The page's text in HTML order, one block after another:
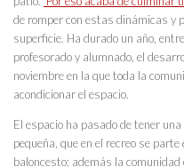
de romper con estas dinámicas y
superficie. Ha durado un año,
profesorado y alumnado, el
noviembre en la que toda la
acondicionar el espacio.
El espacio ha pasado de tener
pequeña, que en el recreo se
baloncesto; además la